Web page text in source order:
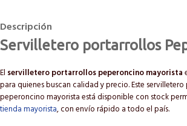
Descripción
Servilletero portarrollos
El servilletero portarrollos peperoncino mayorista
para quienes buscan calidad y precio. Este
peperoncino mayorista está disponible con stock
tienda mayorista, con envío rápido a todo el país.